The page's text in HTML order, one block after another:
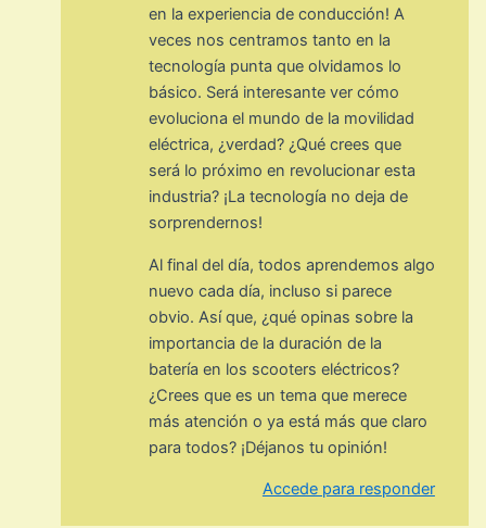
en la experiencia de conducción! A
veces nos centramos tanto en la
tecnología punta que olvidamos lo
básico. Será interesante ver cómo
evoluciona el mundo de la movilidad
eléctrica, ¿verdad? ¿Qué crees que
será lo próximo en revolucionar esta
industria? ¡La tecnología no deja de
sorprendernos!
Al final del día, todos aprendemos algo
nuevo cada día, incluso si parece
obvio. Así que, ¿qué opinas sobre la
importancia de la duración de la
batería en los scooters eléctricos?
¿Crees que es un tema que merece
más atención o ya está más que claro
para todos? ¡Déjanos tu opinión!
Accede para responder